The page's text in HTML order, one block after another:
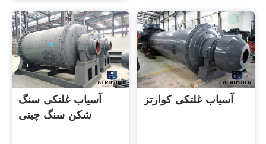
آسیاب غلتکی سنگ
شکن سنگ چینی
آسیاب غلتکی کوارتز